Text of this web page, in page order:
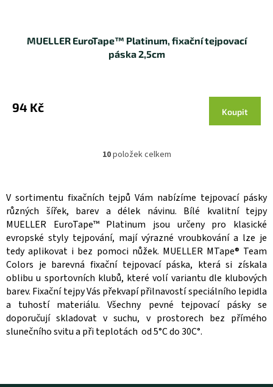
MUELLER EuroTape™ Platinum, fixační tejpovací
páska 2,5cm
94 Kč Koupit
O
á
d
a
c
í
p
r
v
k
y
v
ý
p
10položek celkem
V sortimentu fixačních tejpů Vám nabízíme tejpovací pásky
různých šířek, barev a délek návinu. Bílé kvalitní tejpy
MUELLER EuroTape™ Platinum jsou určeny pro klasické
evropské styly tejpování, mají výrazné vroubkování a lze je
tedy aplikovat i bez pomoci nůžek. MUELLER MTape® Team
Colors je barevná fixační tejpovací páska, která si získala
oblibu u sportovních klubů, které volí variantu dle klubových
barev. Fixační tejpy Vás překvapí přilnavostí speciálního lepidla
a tuhostí materiálu. Všechny pevné tejpovací pásky se
doporučují skladovat v suchu, v prostorech bez přímého
slunečního svitu a při teplotách od 5°C do 30C°.